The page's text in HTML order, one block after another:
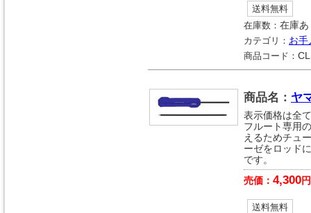
送料無料
在庫数： 在庫あ
カテゴリ： お手
商品コード：
商品名： ヤ
表示価格は全
フルート専用
えるためチュ
ーゼをロッド
です。
売価： 4,300 円
送料無料